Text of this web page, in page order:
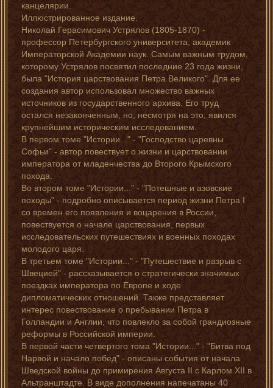
канцелярии.
Иллюстрированное издание.
Николай Герасимович Устрялов (1805-1870) -
профессор Петербургского университета, академик
Императорской Академии наук. Самым важным трудом,
которому Устрялов посвятил последние 23 года жизни,
была "История царствования Петра Великого". Для ее
создания автор использовал множество важных
источников из государственного архива. Его труд
остался незаконченным, но, несмотря на это, явился
крупнейшим историческим исследованием.
В первом томе "Истории..." - "Господство царевны
Софьи" - автор повествует о жизни и царствовании
императора от младенчества до Второго Крымского
похода.
Во втором томе "Истории..." - "Потешные и азовские
походы" - подробно описывается период жизни Петра I
со времен его появления и воцарения в России,
повествуется о начале царствования, первых
исследовательских путешествиях и военных походах
молодого царя.
В третьем томе "Истории..." - "Путешествие и разрыв с
Швецией" - рассказывается о стратегически значимых
поездках императора по Европе и ходе
дипломатических отношений. Также представляет
интерес повествование о пребывании Петра в
Голландии и Англии, что повлекло за собой грандиозные
реформы в Российской империи.
В первой части четвертого тома "Истории..." - "Битва под
Нарвой и начало побед" - описаны события от начала
Шведской войны до примирения Августа II с Карлом XII в
Альтранштадте. В виде дополнения напечатаны 40